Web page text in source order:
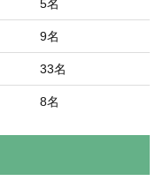
5名
9名
33名
8名